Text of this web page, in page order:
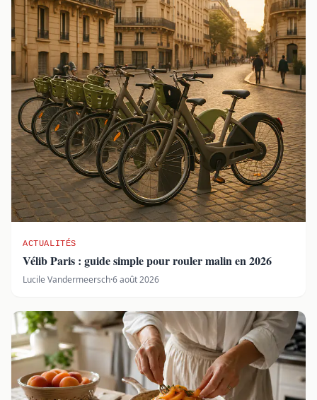
ACTUALITÉS
Vélib Paris : guide simple pour rouler malin en 2026
Lucile Vandermeersch·6 août 2026